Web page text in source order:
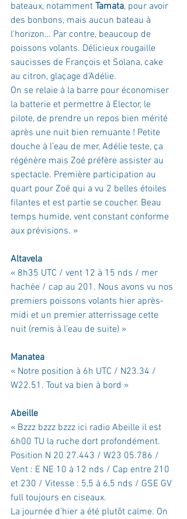
bateaux, notamment Tamata, pour avoir
des bonbons, mais aucun bateau à
l’horizon… Par contre, beaucoup de
poissons volants. Délicieux rougaille
saucisses de François et Solana, cake
au citron, glaçage d’Adélie.
On se relaie à la barre pour économiser
la batterie et permettre à Elector, le
pilote, de prendre un repos bien mérité
après une nuit bien remuante ! Petite
douche à l’eau de mer, Adélie teste, ça
régénère mais Zoé préfère assister au
spectacle. Première participation au
quart pour Zoé qui a vu 2 belles étoiles
filantes et est partie se coucher. Beau
temps humide, vent constant conforme
aux prévisions. »
Altavela
« 8h35 UTC / vent 12 à 15 nds / mer
hachée / cap au 201. Nous avons vu nos
premiers poissons volants hier après-
midi et un premier atterrissage cette
nuit (remis à l’eau de suite) »
Manatea
« Notre position à 6h UTC / N23.34 /
W22.51. Tout va bien à bord »
Abeille
« Bzzz bzzz bzzz ici radio Abeille il est
6h00 TU la ruche dort profondément.
Position N 20 27.443 / W23 05.786 /
Vent : E NE 10 à 12 nds / Cap entre 210
et 230 / Vitesse : 5,5 à 6,5 nds / GSE GV
full toujours en ciseaux.
La journée d’hier a été plutôt calme. On